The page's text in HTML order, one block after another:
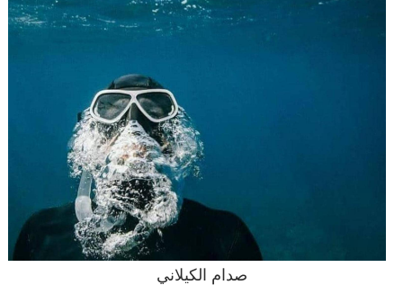
صدام الكيلاني